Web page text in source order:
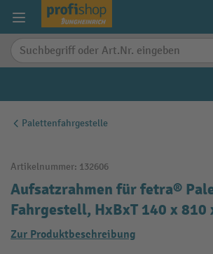
springen
Palettenfahrgestelle
Artikelnummer: 132606
Aufsatzrahmen für fetra®
Fahrgestell, HxBxT 140 x 810
Zur Produktbeschreibung